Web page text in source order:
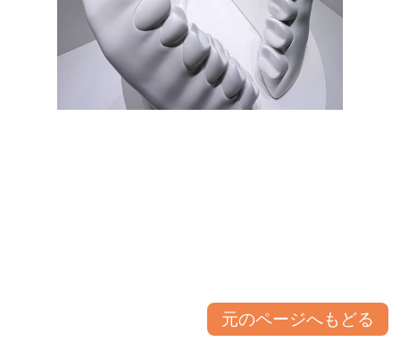
元のページへもどる